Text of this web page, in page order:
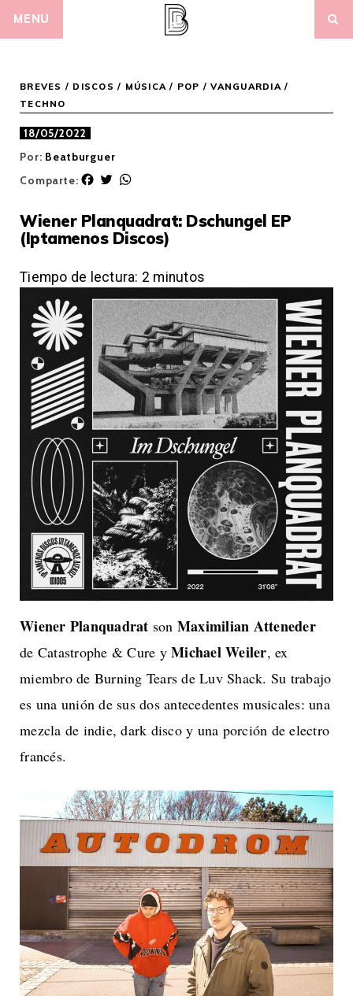
MENU
BREVES / DISCOS / MÚSICA / POP / VANGUARDIA /
TECHNO
18/05/2022
Por: Beatburguer
Comparte:
F
e
b
o
k
T
t
t
r
t
s
p
p
Wiener Planquadrat: Dschungel EP
(Iptamenos Discos)
Tiempo de lectura: 2 minutos
Wiener Planquadrat son Maximilian Atteneder
de Catastrophe & Cure y Michael Weiler, ex
miembro de Burning Tears de Luv Shack. Su trabajo
es una unión de sus dos antecedentes musicales: una
mezcla de indie, dark disco y una porción de electro
francés.